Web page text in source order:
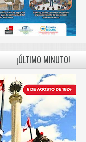
¡ÚLTIMO MINUTO!